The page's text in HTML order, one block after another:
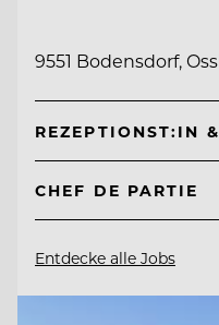
9551 Bodensdorf,
REZEPTIONST:IN
CHEF DE PARTIE
Entdecke alle Jobs